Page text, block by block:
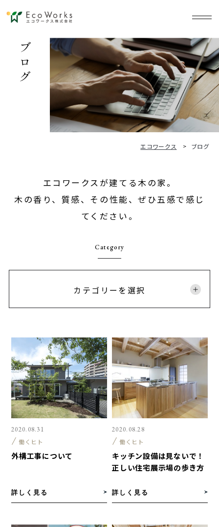
ブログ
エコワークス ブログ
エコワークスが建てる木の家。
木の香り、質感、その性能、ぜひ五感で感じ
てください。
Category
カテゴリーを選択
2020.08.31
働くヒト
外構工事について
詳しく見る
2020.08.28
働くヒト
キッチン設備は見ないで！
正しい住宅展示場の歩き方
詳しく見る